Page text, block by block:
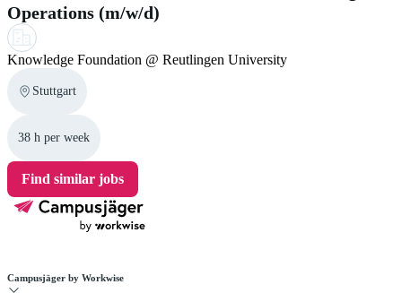
Operations (m/w/d)
Knowledge Foundation @ Reutlingen University
Stuttgart
38 h per week
Find similar jobs
Campusjäger by Workwise